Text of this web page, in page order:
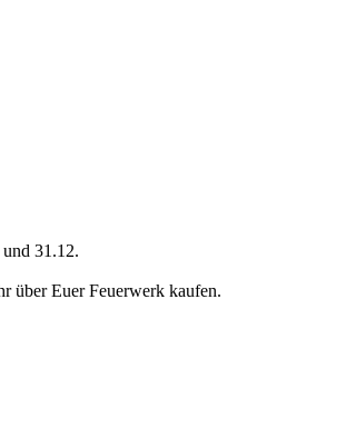
31.12.
über Euer Feuerwerk kaufen.